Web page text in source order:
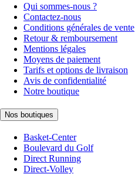
Qui sommes-nous ?
Contactez-nous
Conditions générales de vente
Retour & remboursement
Mentions légales
Moyens de paiement
Tarifs et options de livraison
Avis de confidentialité
Notre boutique
Nos boutiques
Basket-Center
Boulevard du Golf
Direct Running
Direct-Volley